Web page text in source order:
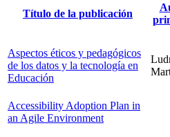
Título de la publicación
Aspectos éticos y pedagógicos
de los datos y la tecnología en
Educación
Accessibility Adoption Plan in
an Agile Environment